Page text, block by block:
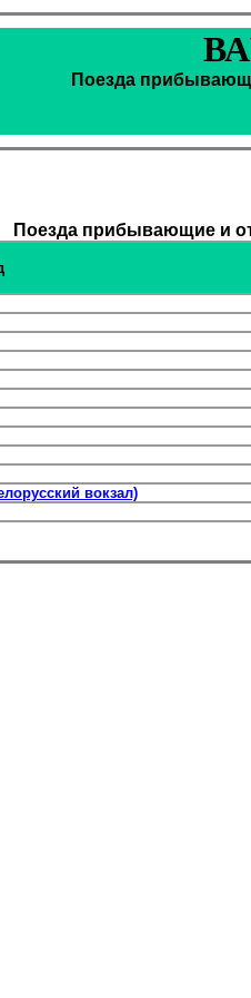
Поезда
Поезда прибывающие и
вокзал)